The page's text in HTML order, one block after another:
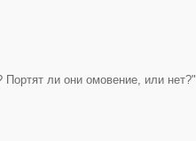
ли они омовение, или нет?"